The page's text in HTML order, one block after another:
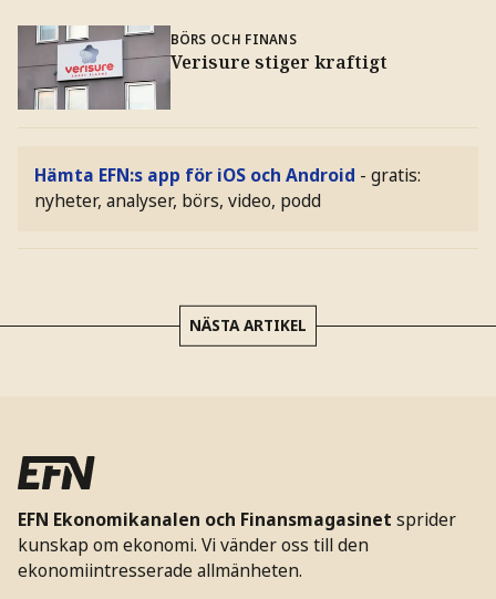
BÖRS OCH FINANS
Verisure stiger kraftigt
Hämta EFN:s app för iOS och Android - gratis:
nyheter, analyser, börs, video, podd
NÄSTA ARTIKEL
EFN Ekonomikanalen och Finansmagasinet sprider
kunskap om ekonomi. Vi vänder oss till den
ekonomiintresserade allmänheten.